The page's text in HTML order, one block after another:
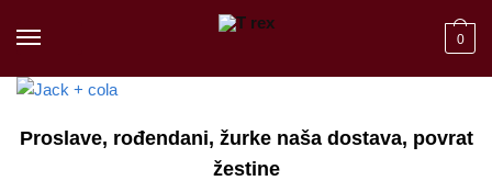
0
Proslave, rođendani, žurke naša dostava, povrat
žestine